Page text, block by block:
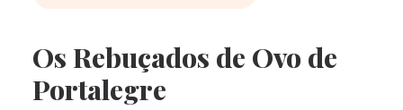
Os Rebuçados de Ovo de
Portalegre